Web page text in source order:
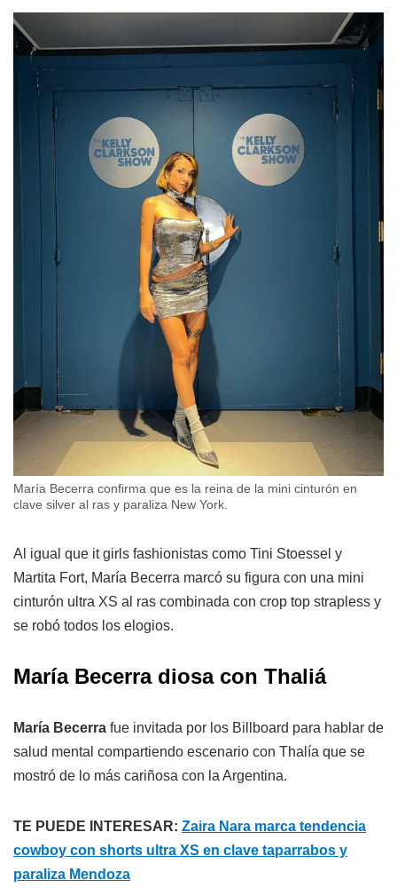
María Becerra confirma que es la reina de la mini cinturón en
clave silver al ras y paraliza New York.
Al igual que it girls fashionistas como Tini Stoessel y
Martita Fort, María Becerra marcó su figura con una mini
cinturón ultra XS al ras combinada con crop top strapless y
se robó todos los elogios.
María Becerra diosa con Thaliá
María Becerra fue invitada por los Billboard para hablar de
salud mental compartiendo escenario con Thalía que se
mostró de lo más cariñosa con la Argentina.
TE PUEDE INTERESAR: Zaira Nara marca tendencia
cowboy con shorts ultra XS en clave taparrabos y
paraliza Mendoza